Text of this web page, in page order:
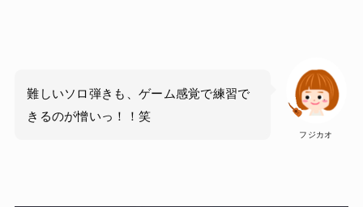
フジカオ
難しいソロ弾きも、ゲーム感覚で練習で
きるのが憎いっ！！笑